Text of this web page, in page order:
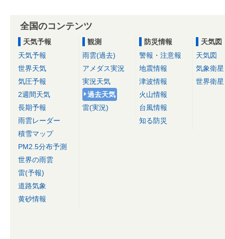
全国のコンテンツ
天気予報
天気予報
世界天気
気圧予報
2週間天気
長期予報
雨雲レーダー
積雪マップ
PM2.5分布予測
世界の雨雲
雷(予報)
道路気象
黄砂情報
観測
雨雲(過去)
アメダス実況
実況天気
過去天気
雷(実況)
防災情報
警報・注意報
地震情報
津波情報
火山情報
台風情報
知る防災
天気図
天気図
気象衛星
世界衛星